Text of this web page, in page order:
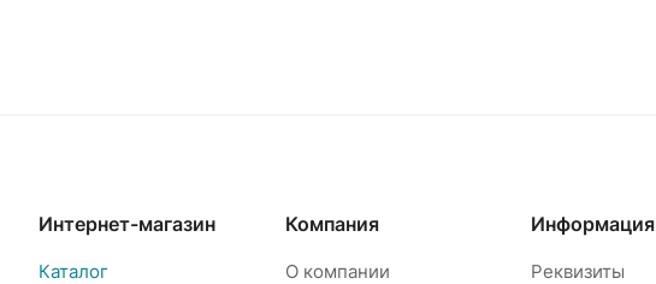
Интернет-магазин
Каталог
Компания
О компании
Информация
Реквизиты